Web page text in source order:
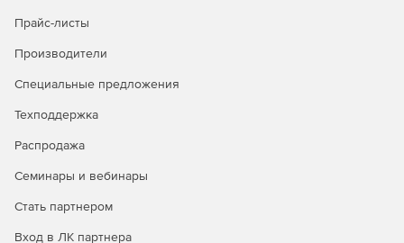
Прайс-листы
Производители
Специальные предложения
Техподдержка
Распродажа
Семинары и вебинары
Стать партнером
Вход в ЛК партнера